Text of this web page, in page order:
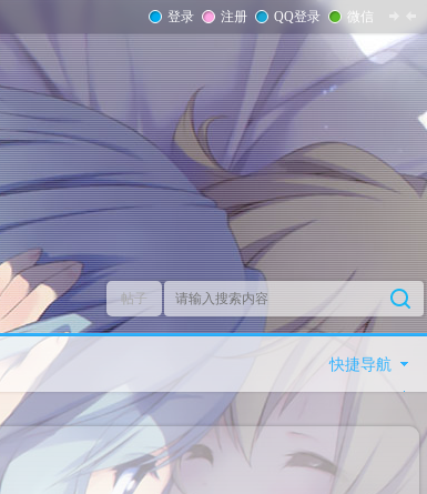
登录 注册 QQ登录 微信
帖子
快捷导航